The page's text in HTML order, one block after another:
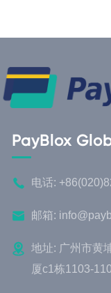
PayBlox
 电话:
 邮箱:
 地址: 广州市黄
厦c1栋1103-